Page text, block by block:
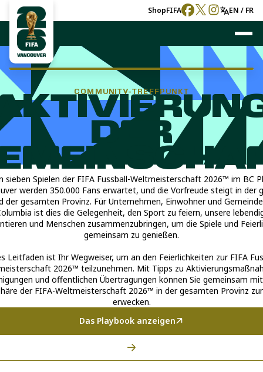
ShopFIFA EN / FR
COMMUNITY-TREFFPUNKT
DER
sieben Spielen der FIFA Fussball-Weltmeisterschaft 2026™ im BC
werden 350.000 Fans erwartet, und die Vorfreude steigt in der
der gesamten Provinz. Für Unternehmen, Einwohner und
ist dies die Gelegenheit, den Sport zu feiern, unsere
und Menschen zusammenzubringen, um die Spiele und
gemeinsam zu genießen.
Leitfaden ist Ihr Wegweiser, um an den Feierlichkeiten zur FIFA
2026™ teilzunehmen. Mit Tipps zu
und öffentlichen Übertragungen können Sie gemeinsam
der FIFA-Weltmeisterschaft 2026™ in der gesamten Provinz
erwecken.
Das Playbook anzeigen